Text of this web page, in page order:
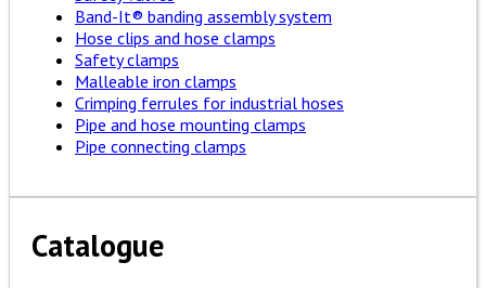
Band-It® banding assembly system
Hose clips and hose clamps
Safety clamps
Malleable iron clamps
Crimping ferrules for industrial hoses
Pipe and hose mounting clamps
Pipe connecting clamps
Catalogue